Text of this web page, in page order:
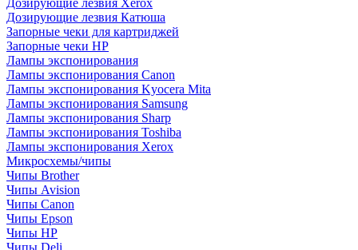
Дозирующие лезвия Xerox
Дозирующие лезвия Катюша
Запорные чеки для картриджей
Запорные чеки HP
Лампы экспонирования
Лампы экспонирования Canon
Лампы экспонирования Kyocera Mita
Лампы экспонирования Samsung
Лампы экспонирования Sharp
Лампы экспонирования Toshiba
Лампы экспонирования Xerox
Микросхемы/чипы
Чипы Brother
Чипы Avision
Чипы Canon
Чипы Epson
Чипы HP
Чипы Deli